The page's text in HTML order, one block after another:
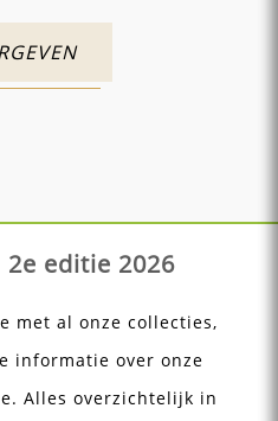
editie 2026
met al onze collecties,
informatie over onze
Alles overzichtelijk in